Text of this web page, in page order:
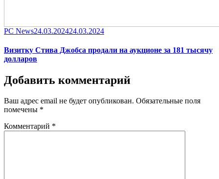
Category
PC NewsPosted
24.03.202424.03.2024
Визитку Стива Джобса продали на аукционе за 181 тысячу
долларов
Добавить комментарий
Ваш адрес email не будет опубликован. Обязательные поля
помечены *
Комментарий *